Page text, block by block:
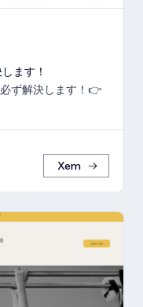
ます！
ず解決します！👉
Xem